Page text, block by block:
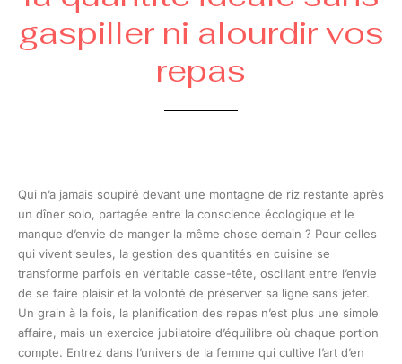
gaspiller ni alourdir vos
repas
Qui n’a jamais soupiré devant une montagne de riz restante après
un dîner solo, partagée entre la conscience écologique et le
manque d’envie de manger la même chose demain ? Pour celles
qui vivent seules, la gestion des quantités en cuisine se
transforme parfois en véritable casse-tête, oscillant entre l’envie
de se faire plaisir et la volonté de préserver sa ligne sans jeter.
Un grain à la fois, la planification des repas n’est plus une simple
affaire, mais un exercice jubilatoire d’équilibre où chaque portion
compte. Entrez dans l’univers de la femme qui cultive l’art d’en